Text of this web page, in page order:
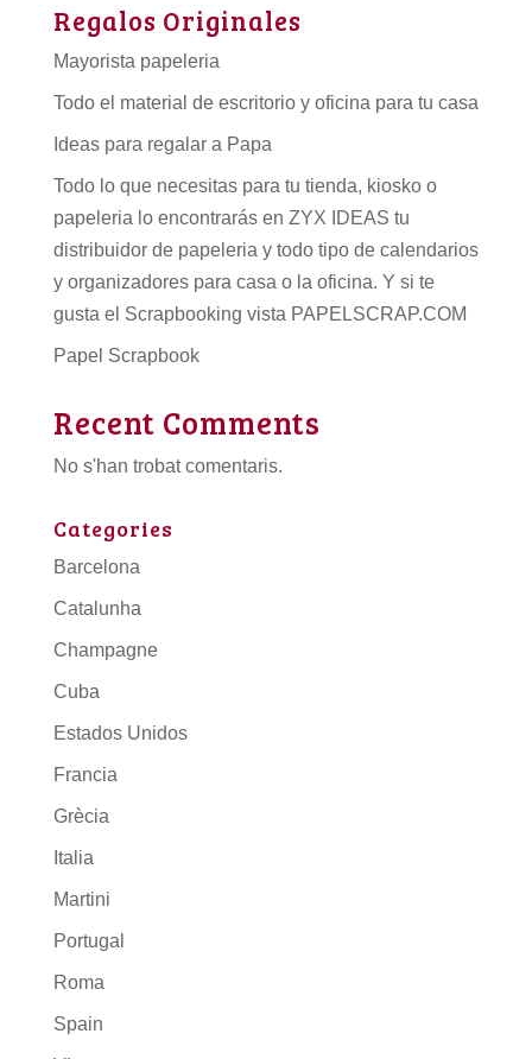
Regalos Originales
Mayorista papeleria
Todo el material de escritorio y oficina para tu casa
Ideas para regalar a Papa
Todo lo que necesitas para tu tienda, kiosko o
papeleria lo encontrarás en ZYX IDEAS tu
distribuidor de papeleria y todo tipo de calendarios
y organizadores para casa o la oficina. Y si te
gusta el Scrapbooking vista PAPELSCRAP.COM
Papel Scrapbook
Recent Comments
No s'han trobat comentaris.
Categories
Barcelona
Catalunha
Champagne
Cuba
Estados Unidos
Francia
Grècia
Italia
Martini
Portugal
Roma
Spain